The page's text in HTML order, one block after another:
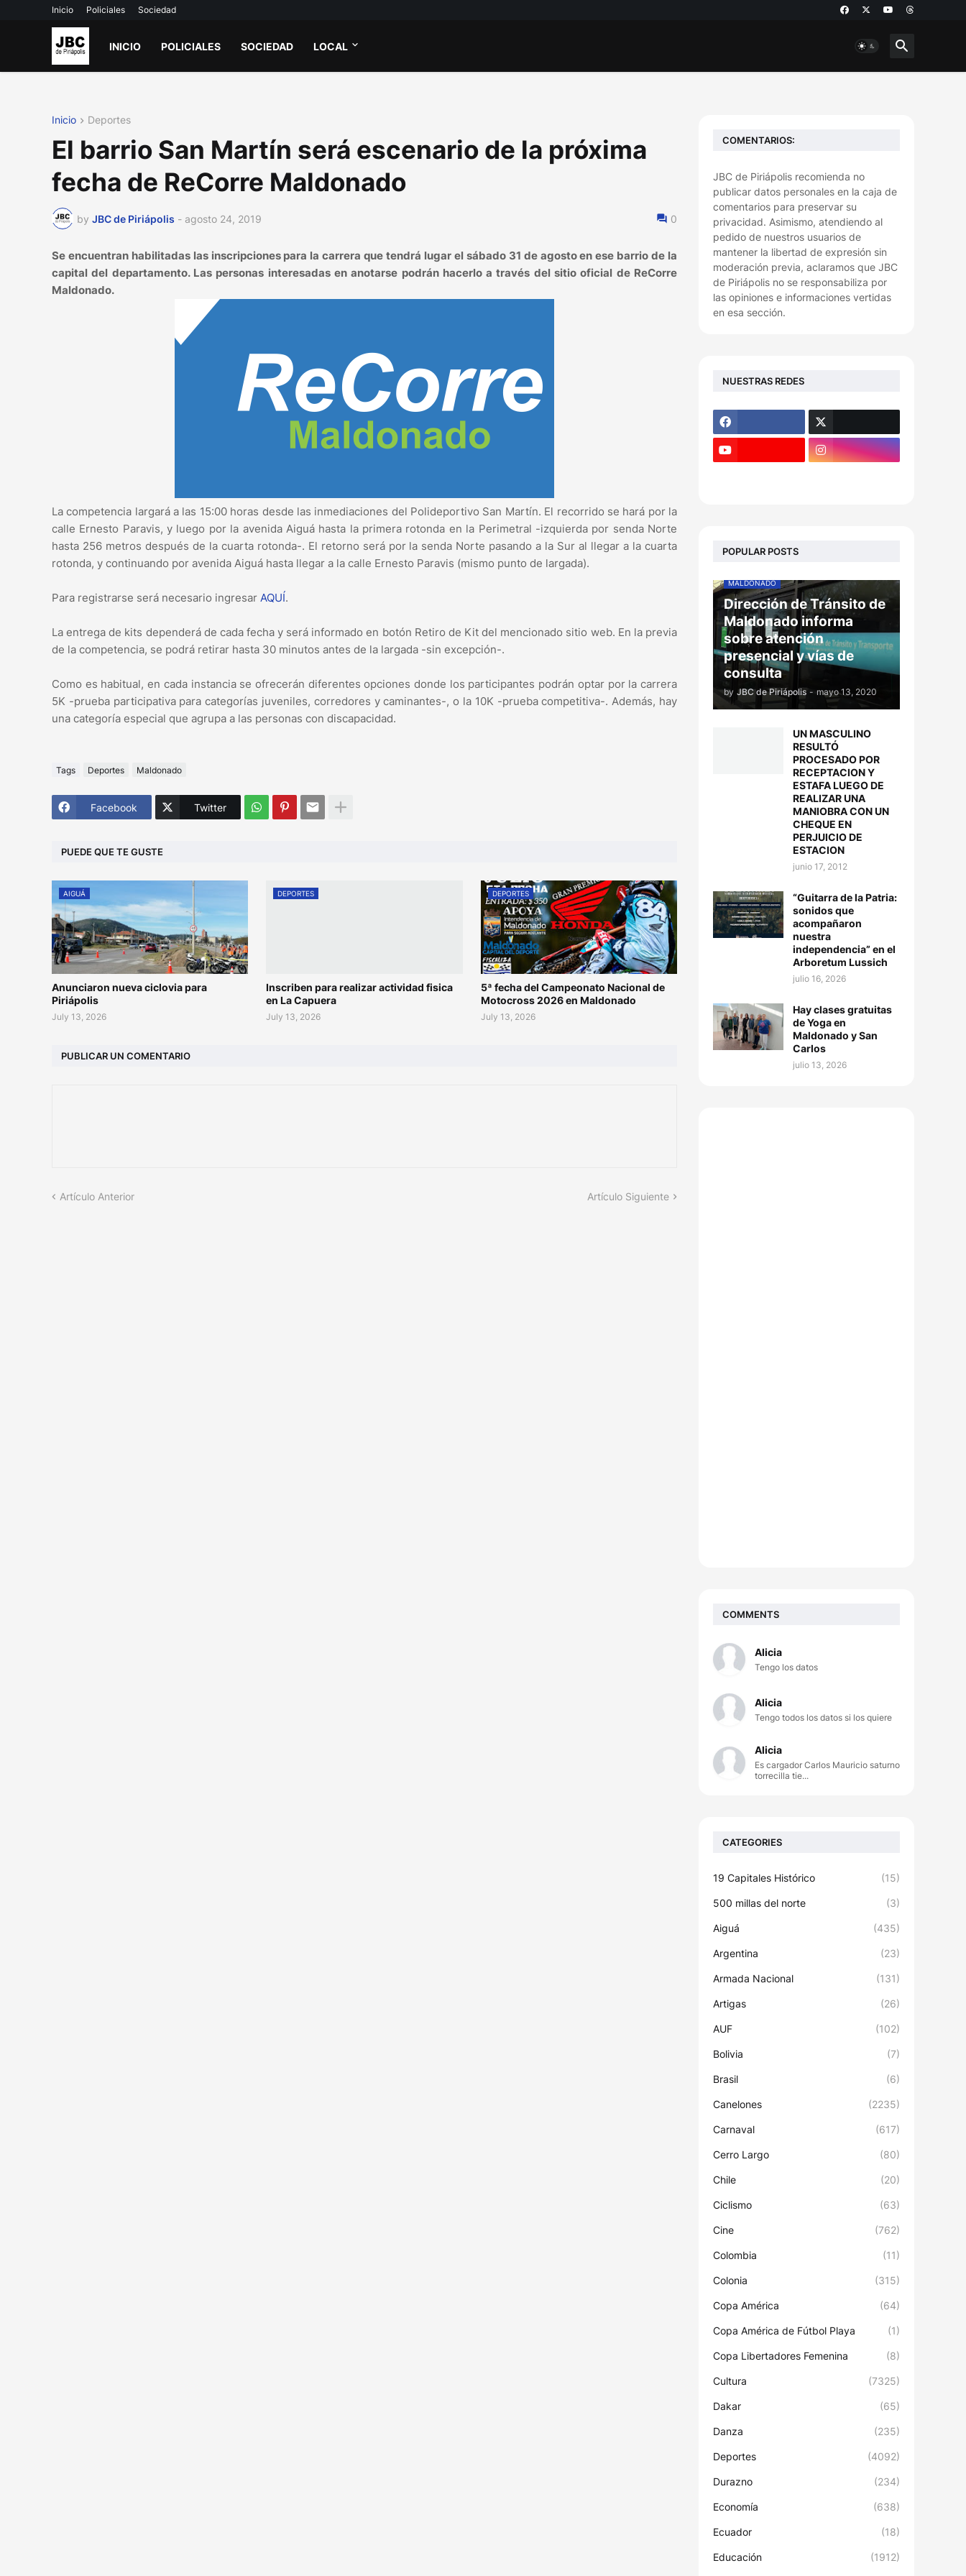
Inicio Policiales Sociedad
INICIO POLICIALES SOCIEDAD LOCAL
Inicio Deportes
El barrio San Martín será escenario de la próxima
fecha de ReCorre Maldonado
by JBC de Piriápolis - agosto 24, 2019 0
Se encuentran habilitadas las inscripciones para la carrera que tendrá lugar el sábado 31 de agosto en ese barrio de la
capital del departamento. Las personas interesadas en anotarse podrán hacerlo a través del sitio oficial de ReCorre
Maldonado.
La competencia largará a las 15:00 horas desde las inmediaciones del Polideportivo San Martín. El recorrido se hará por la
calle Ernesto Paravis, y luego por la avenida Aiguá hasta la primera rotonda en la Perimetral -izquierda por senda Norte
hasta 256 metros después de la cuarta rotonda-. El retorno será por la senda Norte pasando a la Sur al llegar a la cuarta
rotonda, y continuando por avenida Aiguá hasta llegar a la calle Ernesto Paravis (mismo punto de largada).
Para registrarse será necesario ingresar AQUÍ.
La entrega de kits dependerá de cada fecha y será informado en botón Retiro de Kit del mencionado sitio web. En la previa
de la competencia, se podrá retirar hasta 30 minutos antes de la largada -sin excepción-.
Como es habitual, en cada instancia se ofrecerán diferentes opciones donde los participantes podrán optar por la carrera
5K -prueba participativa para categorías juveniles, corredores y caminantes-, o la 10K -prueba competitiva-. Además, hay
una categoría especial que agrupa a las personas con discapacidad.
Tags Deportes Maldonado
Facebook Twitter
PUEDE QUE TE GUSTE
AIGUÁ
Anunciaron nueva ciclovia para
Piriápolis
July 13, 2026
DEPORTES
Inscriben para realizar actividad fisica
en La Capuera
July 13, 2026
DEPORTES
5ª fecha del Campeonato Nacional de
Motocross 2026 en Maldonado
July 13, 2026
PUBLICAR UN COMENTARIO
Artículo Anterior Artículo Siguiente
COMENTARIOS:
JBC de Piriápolis recomienda no
publicar datos personales en la caja de
comentarios para preservar su
privacidad. Asimismo, atendiendo al
pedido de nuestros usuarios de
mantener la libertad de expresión sin
moderación previa, aclaramos que JBC
de Piriápolis no se responsabiliza por
las opiniones e informaciones vertidas
en esa sección.
NUESTRAS REDES
POPULAR POSTS
MALDONADO
Dirección de Tránsito de
Maldonado informa
sobre atención
presencial y vías de
consulta
by JBC de Piriápolis - mayo 13, 2020
UN MASCULINO
RESULTÓ
PROCESADO POR
RECEPTACION Y
ESTAFA LUEGO DE
REALIZAR UNA
MANIOBRA CON UN
CHEQUE EN
PERJUICIO DE
ESTACION
junio 17, 2012
“Guitarra de la Patria:
sonidos que
acompañaron
nuestra
independencia” en el
Arboretum Lussich
julio 16, 2026
Hay clases gratuitas
de Yoga en
Maldonado y San
Carlos
julio 13, 2026
COMMENTS
Alicia
Tengo los datos
Alicia
Tengo todos los datos si los quiere
Alicia
Es cargador Carlos Mauricio saturno
torrecilla tie...
CATEGORIES
19 Capitales Histórico (15)
500 millas del norte (3)
Aiguá (435)
Argentina (23)
Armada Nacional (131)
Artigas (26)
AUF (102)
Bolivia (7)
Brasil (6)
Canelones (2235)
Carnaval (617)
Cerro Largo (80)
Chile (20)
Ciclismo (63)
Cine (762)
Colombia (11)
Colonia (315)
Copa América (64)
Copa América de Fútbol Playa (1)
Copa Libertadores Femenina (8)
Cultura (7325)
Dakar (65)
Danza (235)
Deportes (4092)
Durazno (234)
Economía (638)
Ecuador (18)
Educación (1912)